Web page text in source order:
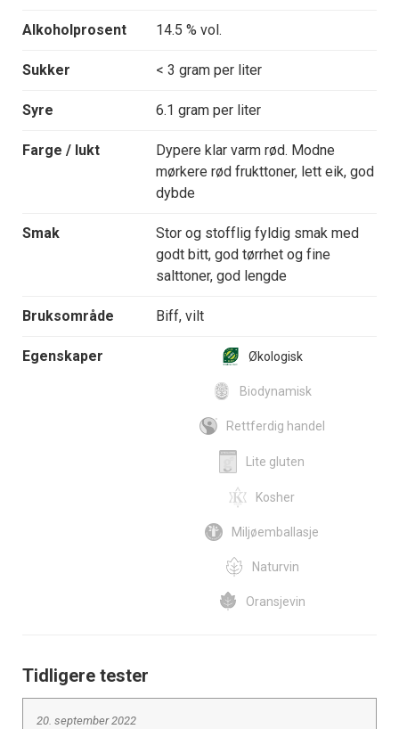
Alkoholprosent 14.5 % vol.
Sukker < 3 gram per liter
Syre 6.1 gram per liter
Farge / lukt
Dypere klar varm rød. Modne
mørkere rød frukttoner, lett eik, god
dybde
Smak
Stor og stofflig fyldig smak med
godt bitt, god tørrhet og fine
salttoner, god lengde
Bruksområde Biff, vilt
Egenskaper Økologisk
Biodynamisk
Rettferdig handel
Lite gluten
Kosher
Miljøemballasje
Naturvin
Oransjevin
Tidligere tester
20. september 2022